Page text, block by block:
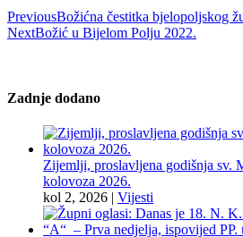
PreviousBožićna čestitka bjelopoljskog
NextBožić u Bijelom Polju 2022.
Zadnje dodano
Zijemlji, proslavljena godišnja sv.
kolovoza 2026.
kol 2, 2026 | Vijesti